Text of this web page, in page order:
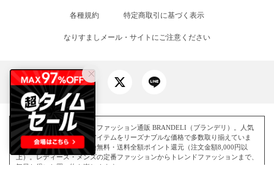
各種規約 特定商取引に基づく表示
なりすましメール・サイトにご注意ください
国内最大級のアウトレットファッション通販 BRANDELI（ブランデリ）。人気
ブランドのファッションアイテムをリーズナブルな価格で多数取り揃えていま
す。即日出荷・サイズ交換無料・送料全額ポイント還元（注文金額8,000円以
上）。レディース・メンズの定番ファッションからトレンドファッションまで、
毎日お得にお買い物を楽しめます。